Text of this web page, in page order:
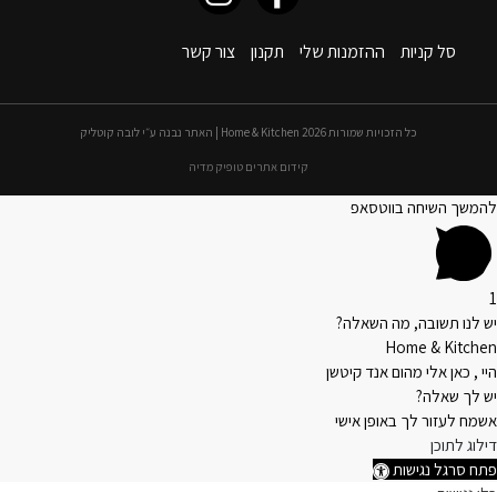
סל קניות ההזמנות שלי תקנון צור קשר
כל הזכויות שמורות 2026 Home & Kitchen | האתר נבנה ע״י לובה קוטליק
קידום אתרים טופיק מדיה
להמשך השיחה בווטסאפ
1
יש לנו תשובה, מה השאלה?
Home & Kitchen
היי , כאן אלי מהום אנד קיטשן
יש לך שאלה?
אשמח לעזור לך באופן אישי
דילוג לתוכן
פתח סרגל נגישות